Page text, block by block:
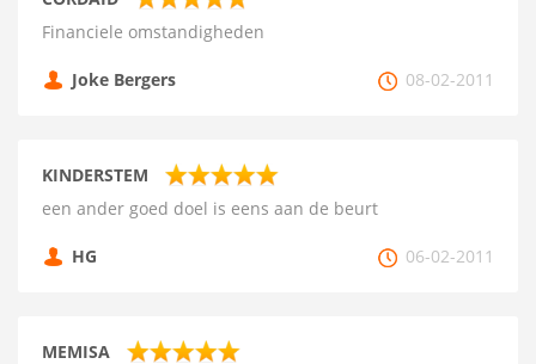
Financiele omstandigheden
Joke Bergers 08-02-2011
KINDERSTEM
een ander goed doel is eens aan de beurt
HG 06-02-2011
MEMISA